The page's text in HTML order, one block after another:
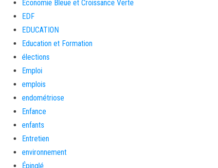
Économie Bleue et Croissance Verte
EDF
EDUCATION
Education et Formation
élections
Emploi
emplois
endométriose
Enfance
enfants
Entretien
environnement
Épinglé